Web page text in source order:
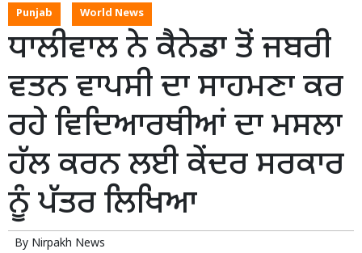
Punjab World News
ਧਾਲੀਵਾਲ ਨੇ ਕੈਨੇਡਾ ਤੋਂ ਜਬਰੀ
ਵਤਨ ਵਾਪਸੀ ਦਾ ਸਾਹਮਣਾ ਕਰ
ਰਹੇ ਵਿਦਿਆਰਥੀਆਂ ਦਾ ਮਸਲਾ
ਹੱਲ ਕਰਨ ਲਈ ਕੇਂਦਰ ਸਰਕਾਰ
ਨੂੰ ਪੱਤਰ ਲਿਖਿਆ
By Nirpakh News